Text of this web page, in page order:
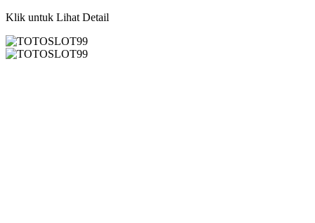
Klik untuk Lihat Detail